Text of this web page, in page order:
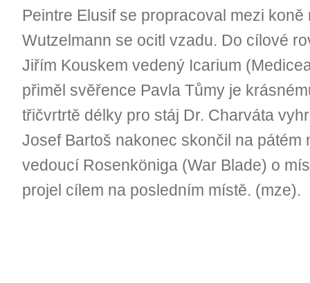
Peintre Elusif se propracoval mezi
Wutzelmann se ocitl vzadu. Do cílové
Jiřím Kouskem vedený Icarium
přiměl svěřence Pavla Tůmy je
třičvrtrtě délky pro stáj Dr. Charváta
Josef Bartoš nakonec skončil na pátém
vedoucí Rosenköniga (War Blade) o
projel cílem na posledním místě. (mze).